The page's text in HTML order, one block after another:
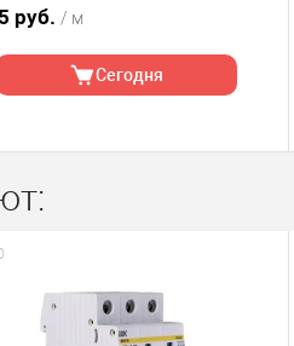
руб. / м
Сегодня